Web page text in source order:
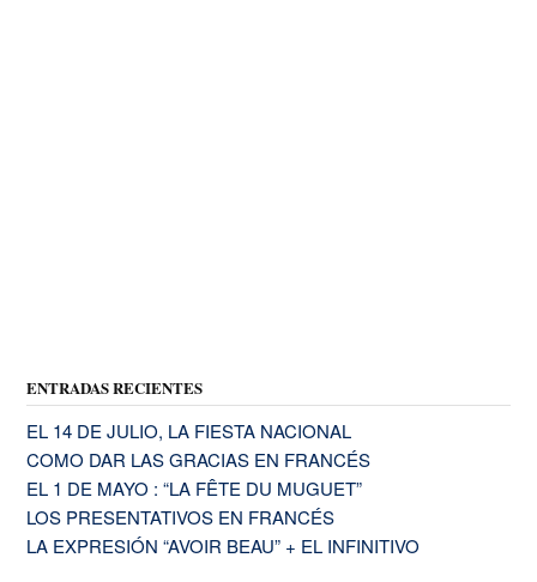
ENTRADAS RECIENTES
EL 14 DE JULIO, LA FIESTA NACIONAL
COMO DAR LAS GRACIAS EN FRANCÉS
EL 1 DE MAYO : “LA FÊTE DU MUGUET”
LOS PRESENTATIVOS EN FRANCÉS
LA EXPRESIÓN “AVOIR BEAU” + EL INFINITIVO